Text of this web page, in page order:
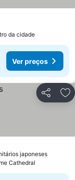
da cidade
Ver preços
Partilhar
japoneses
Cathedral